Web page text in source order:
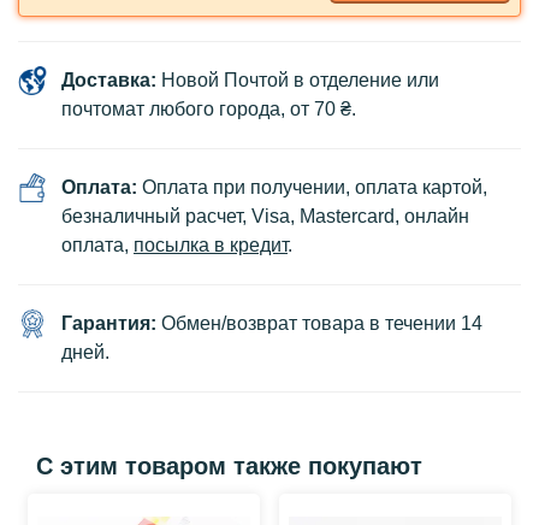
Доставка: Новой Почтой в отделение или
почтомат любого города, от 70 ₴.
Оплата: Оплата при получении, оплата картой,
безналичный расчет, Visa, Mastercard, онлайн
оплата, посылка в кредит.
Гарантия: Обмен/возврат товара в течении 14
дней.
С этим товаром также покупают